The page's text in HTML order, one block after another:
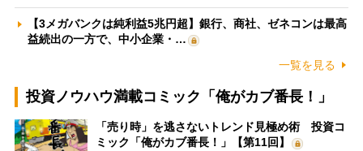
【3メガバンクは純利益5兆円超】銀行、商社、ゼネコンは最高
益続出の一方で、中小企業・…
一覧を見る
投資ノウハウ満載コミック「俺がカブ番長！」
「売り時」を逃さないトレンド見極め術 投資コ
ミック「俺がカブ番長！」【第11回】